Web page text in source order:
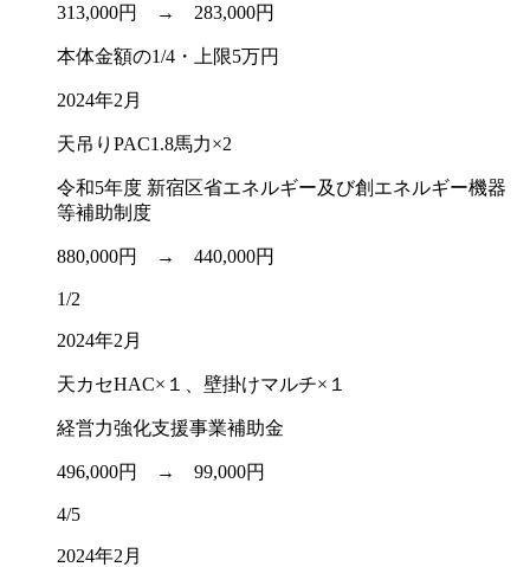
313,000円 → 283,000円
本体金額の1/4・上限5万円
2024年2月
天吊りPAC1.8馬力×2
令和5年度 新宿区省エネルギー及び創エネルギー機器
等補助制度
880,000円 → 440,000円
1/2
2024年2月
天カセHAC×１、壁掛けマルチ×１
経営力強化支援事業補助金
496,000円 → 99,000円
4/5
2024年2月